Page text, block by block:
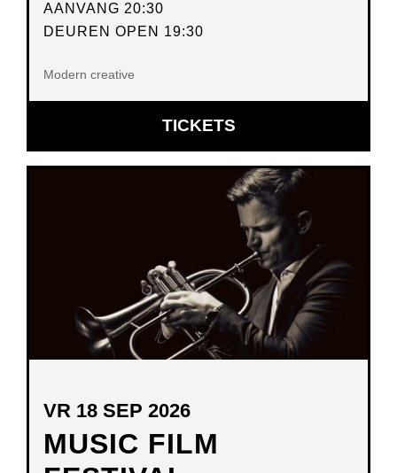
AANVANG 20:30
DEUREN OPEN 19:30
Modern creative
TICKETSOPENT
IN
NIEUW
VENSTER
MUSIC FILM
VR 18 SEP 2026